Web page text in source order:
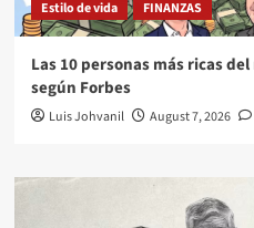
Estilo de vida FINANZAS
Las 10 personas más ricas
según Forbes
Luis Johvanil August 7, 2026